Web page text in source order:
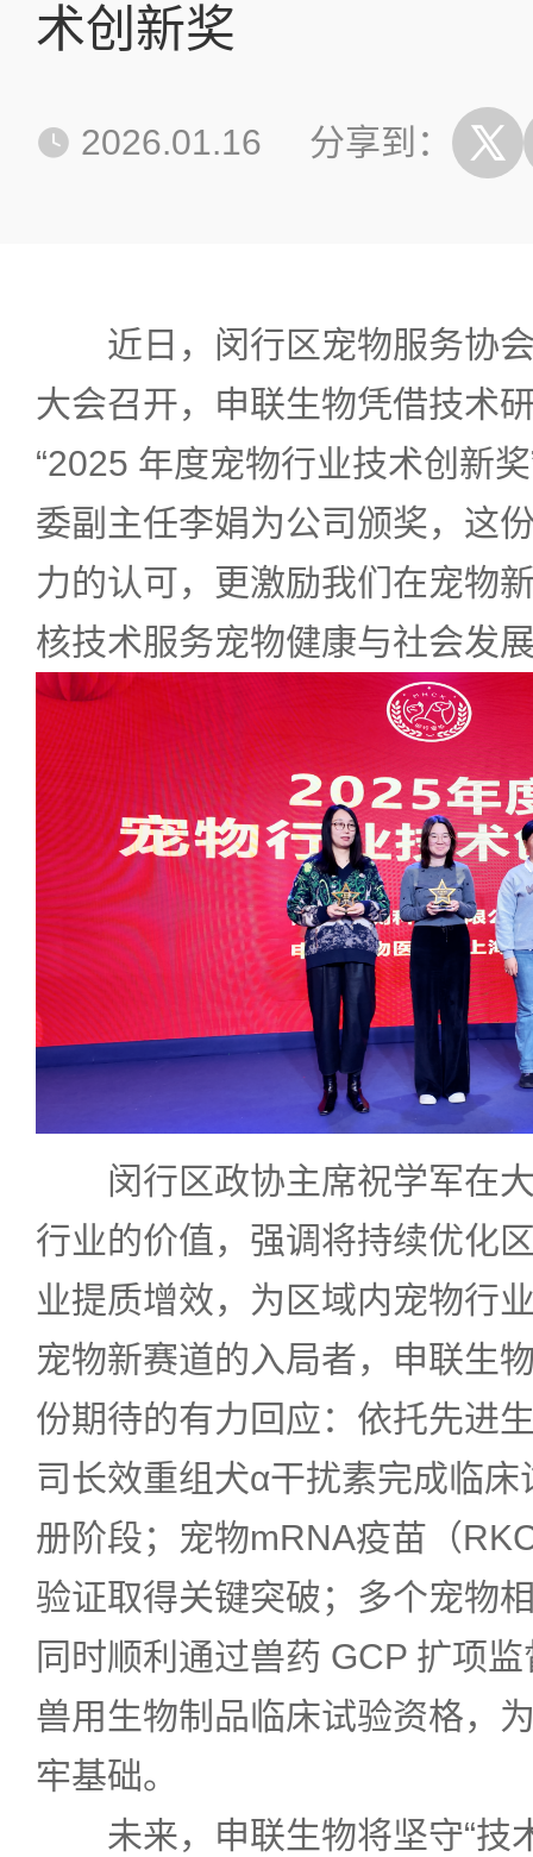
术创新奖
2026.01.16 分享到：
近日，闵行区宠物服务协
大会召开，申联生物凭借技术
“2025 年度宠物行业技术创新
委副主任李娟为公司颁奖，这
力的认可，更激励我们在宠物
核技术服务宠物健康与社会发
闵行区政协主席祝学军在
行业的价值，强调将持续优化
业提质增效，为区域内宠物行
宠物新赛道的入局者，申联生
份期待的有力回应：依托先进
司长效重组犬α干扰素完成临
册阶段；宠物mRNA疫苗（
验证取得关键突破；多个宠物
同时顺利通过兽药 GCP 扩项
兽用生物制品临床试验资格，
牢基础。
未来，申联生物将坚守“技